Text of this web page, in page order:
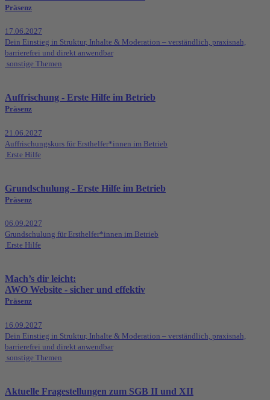
Präsenz
17.06.2027
Dein Einstieg in Struktur, Inhalte & Moderation – verständlich, praxisnah,
barrierefrei und direkt anwendbar
sonstige Themen
Auffrischung - Erste Hilfe im Betrieb
Präsenz
21.06.2027
Auffrischungskurs für Ersthelfer*innen im Betrieb
Erste Hilfe
Grundschulung - Erste Hilfe im Betrieb
Präsenz
06.09.2027
Grundschulung für Ersthelfer*innen im Betrieb
Erste Hilfe
Mach’s dir leicht:
AWO Website - sicher und effektiv
Präsenz
16.09.2027
Dein Einstieg in Struktur, Inhalte & Moderation – verständlich, praxisnah,
barrierefrei und direkt anwendbar
sonstige Themen
Aktuelle Fragestellungen zum SGB II und XII